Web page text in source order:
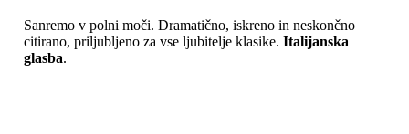
Sanremo v polni moči. Dramatično, iskreno in neskončno
citirano, priljubljeno za vse ljubitelje klasike. Italijanska
glasba.